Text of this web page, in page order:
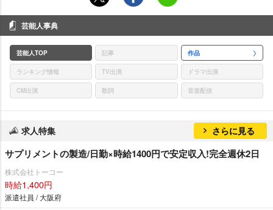
芸能人事典
芸能人TOP 記事 作品
ランキング情報 TV出演 ドラマ出演
CM出演 歌詞 音楽配信
求人特集 さらに見る
サプリメントの製造/日勤×時給1400円で安定収入!完全週休2日
株式会社トーコー
時給1,400円
派遣社員 / 大阪府